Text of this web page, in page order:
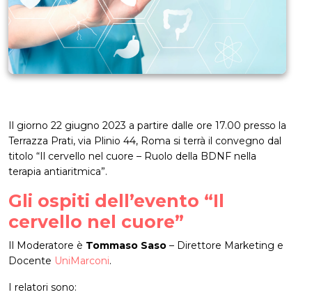
Il giorno 22 giugno 2023 a partire dalle ore 17.00 presso la
Terrazza Prati, via Plinio 44, Roma si terrà il convegno dal
titolo “Il cervello nel cuore – Ruolo della BDNF nella
terapia antiaritmica”.
Gli ospiti dell’evento “Il
cervello nel cuore”
Il Moderatore è Tommaso Saso – Direttore Marketing e
Docente UniMarconi.
I relatori sono: